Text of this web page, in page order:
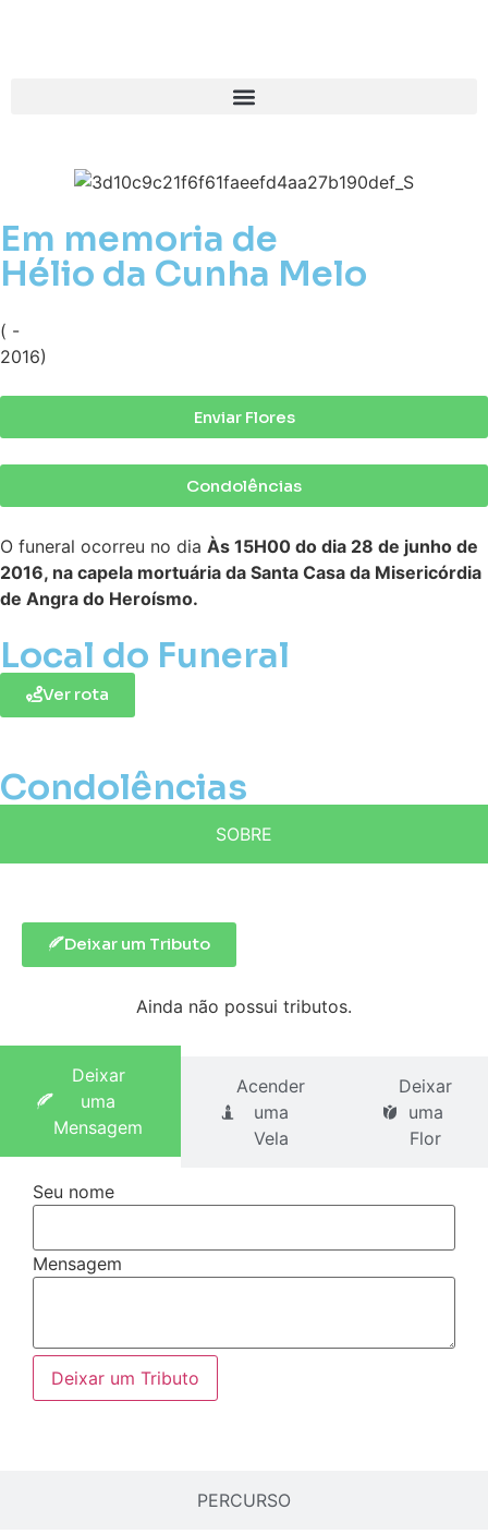
Em memoria de
Hélio da Cunha Melo
( -
2016)
Enviar Flores
Condolências
O funeral ocorreu no dia Às 15H00 do dia 28 de junho de
2016, na capela mortuária da Santa Casa da Misericórdia
de Angra do Heroísmo.
Local do Funeral
Ver rota
Condolências
SOBRE
PERCURSO
Deixar um Tributo
Ainda não possui tributos.
Deixar
uma
Mensagem
Acender
uma
Vela
Deixar
uma
Flor
Seu nome
Mensagem
Deixar um Tributo